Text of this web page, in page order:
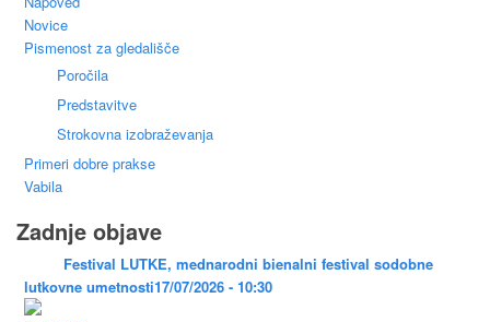
Novice
Pismenost za gledališče
Poročila
Predstavitve
Strokovna izobraževanja
Primeri dobre prakse
Vabila
Zadnje objave
Festival LUTKE, mednarodni bienalni festival sodobne
lutkovne umetnosti17/07/2026 - 10:30